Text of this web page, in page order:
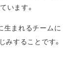
います。
生まれるチームに
みすることです。